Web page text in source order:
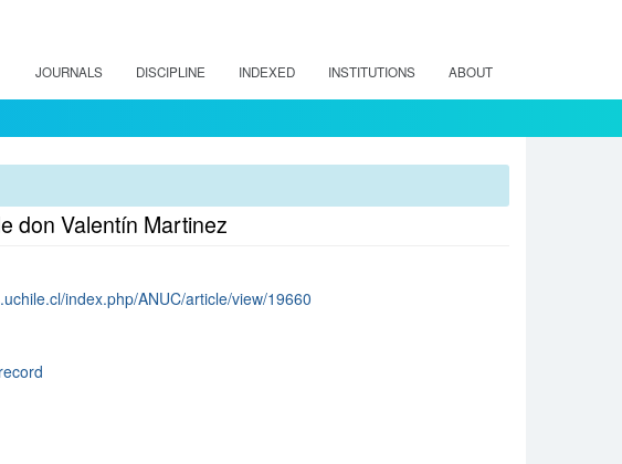
JOURNALS DISCIPLINE INDEXED INSTITUTIONS ABOUT
don Valentín Martinez
index.php/ANUC/article/view/19660